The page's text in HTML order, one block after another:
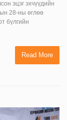
эцэг эхчүүдийн
28-ны өглөө
бүлгийн
Read More